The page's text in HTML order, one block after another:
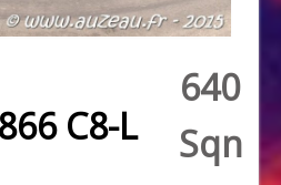
C8-L
640
Sqn